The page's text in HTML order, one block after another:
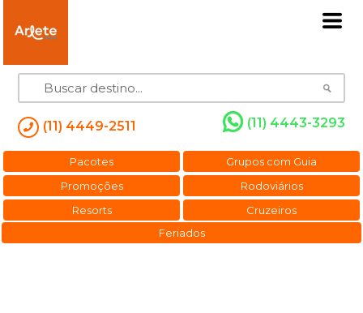
(11) 4449-2511 (11) 4443-3293
Pacotes
Grupos com Guia
Promoções
Rodoviários
Resorts
Cruzeiros
Feriados